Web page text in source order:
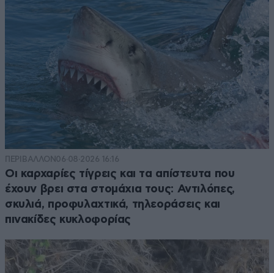
ΠΕΡΙΒΑΛΛΟΝ 06·08·2026 16:16
Οι καρχαρίες τίγρεις και τα απίστευτα που
έχουν βρει στα στομάχια τους: Αντιλόπες,
σκυλιά, προφυλαχτικά, τηλεοράσεις και
πινακίδες κυκλοφορίας